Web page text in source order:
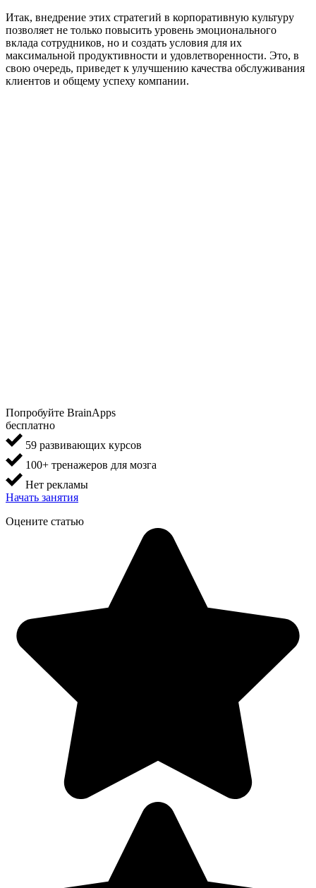
Итак, внедрение этих стратегий в корпоративную культуру
позволяет не только повысить уровень эмоционального
вклада сотрудников, но и создать условия для их
максимальной продуктивности и удовлетворенности. Это, в
свою очередь, приведет к улучшению качества обслуживания
клиентов и общему успеху компании.
Попробуйте BrainApps
бесплатно
59 развивающих курсов
100+ тренажеров для мозга
Нет рекламы
Начать занятия
Оцените статью